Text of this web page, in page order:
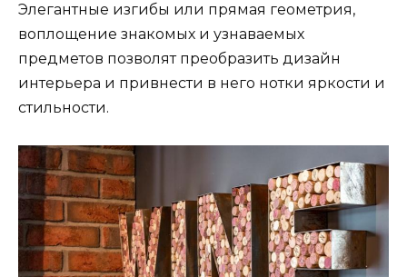
Элегантные изгибы или прямая геометрия,
воплощение знакомых и узнаваемых
предметов позволят преобразить дизайн
интерьера и привнести в него нотки яркости и
стильности.